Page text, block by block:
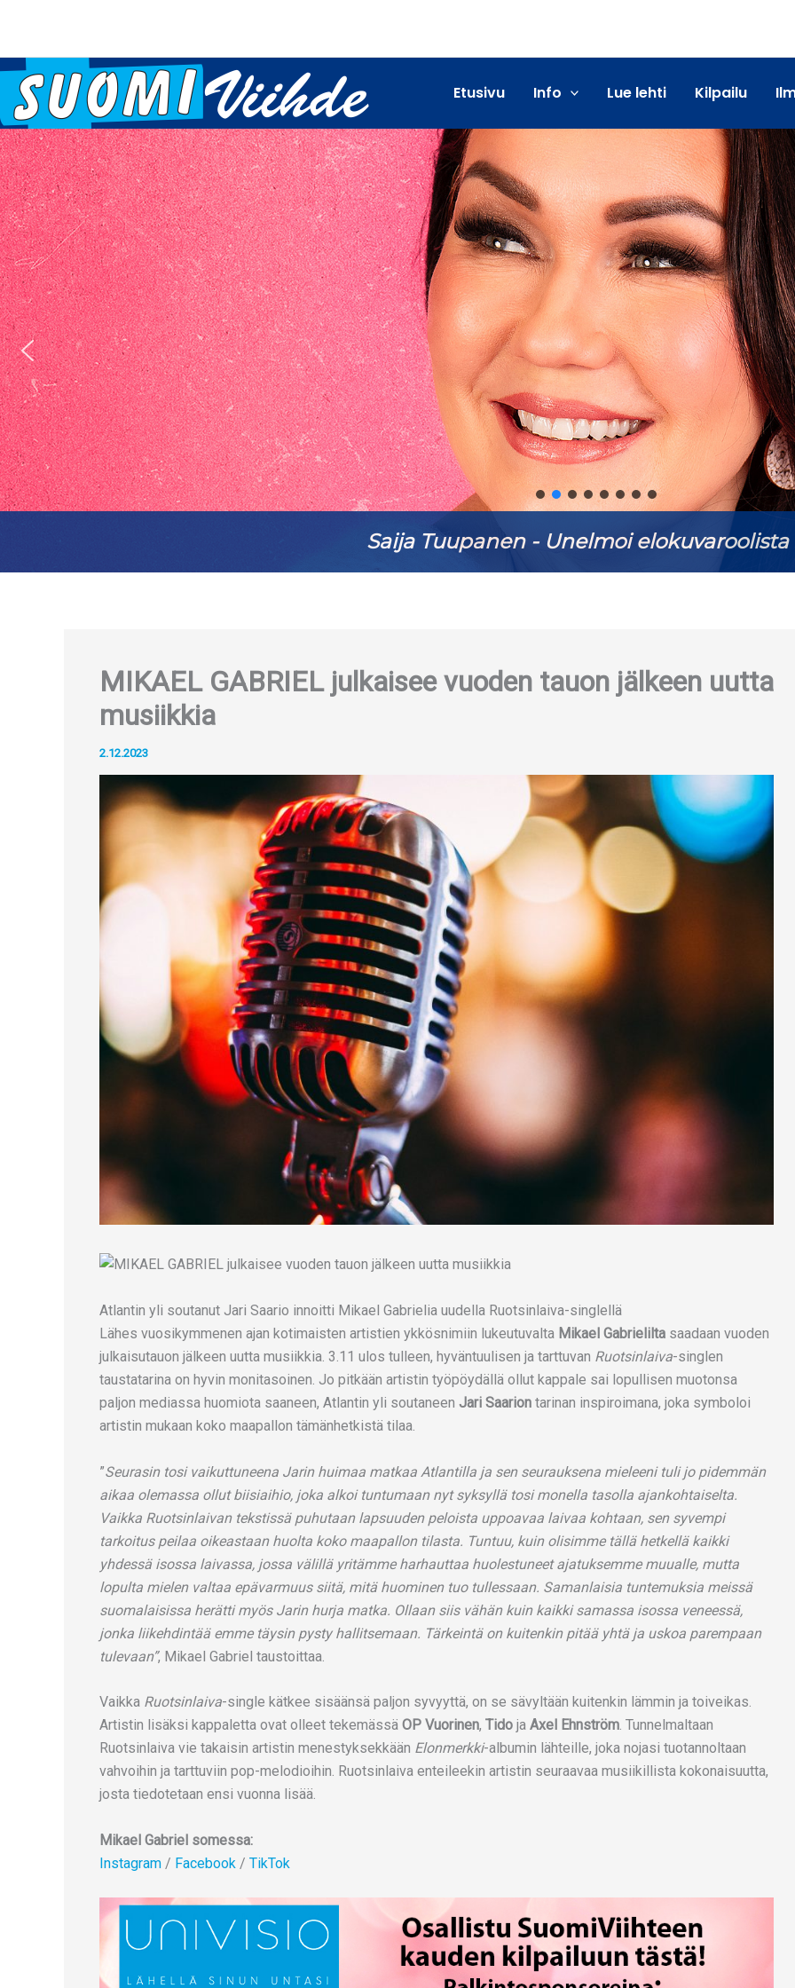
Etusivu Info Lue lehti Kilpailu
Saija Tuupanen - Unelmoi elokuvaroolista
MIKAEL GABRIEL julkaisee vuoden tauon jälkeen uutta
musiikkia
2.12.2023
Atlantin yli soutanut Jari Saario innoitti Mikael Gabrielia uudella Ruotsinlaiva-singlellä
Lähes vuosikymmenen ajan kotimaisten artistien ykkösnimiin lukeutuvalta Mikael Gabrielilta saadaan vuoden
julkaisutauon jälkeen uutta musiikkia. 3.11 ulos tulleen, hyväntuulisen ja tarttuvan Ruotsinlaiva-singlen
taustatarina on hyvin monitasoinen. Jo pitkään artistin työpöydällä ollut kappale sai lopullisen muotonsa
paljon mediassa huomiota saaneen, Atlantin yli soutaneen Jari Saarion tarinan inspiroimana, joka symboloi
artistin mukaan koko maapallon tämänhetkistä tilaa.
”Seurasin tosi vaikuttuneena Jarin huimaa matkaa Atlantilla ja sen seurauksena mieleeni tuli jo pidemmän
aikaa olemassa ollut biisiaihio, joka alkoi tuntumaan nyt syksyllä tosi monella tasolla ajankohtaiselta.
Vaikka Ruotsinlaivan tekstissä puhutaan lapsuuden peloista uppoavaa laivaa kohtaan, sen syvempi
tarkoitus peilaa oikeastaan huolta koko maapallon tilasta. Tuntuu, kuin olisimme tällä hetkellä kaikki
yhdessä isossa laivassa, jossa välillä yritämme harhauttaa huolestuneet ajatuksemme muualle, mutta
lopulta mielen valtaa epävarmuus siitä, mitä huominen tuo tullessaan. Samanlaisia tuntemuksia meissä
suomalaisissa herätti myös Jarin hurja matka. Ollaan siis vähän kuin kaikki samassa isossa veneessä,
jonka liikehdintää emme täysin pysty hallitsemaan. Tärkeintä on kuitenkin pitää yhtä ja uskoa parempaan
tulevaan”, Mikael Gabriel taustoittaa.
Vaikka Ruotsinlaiva-single kätkee sisäänsä paljon syvyyttä, on se sävyltään kuitenkin lämmin ja toiveikas.
Artistin lisäksi kappaletta ovat olleet tekemässä OP Vuorinen, Tido ja Axel Ehnström. Tunnelmaltaan
Ruotsinlaiva vie takaisin artistin menestyksekkään Elonmerkki-albumin lähteille, joka nojasi tuotannoltaan
vahvoihin ja tarttuviin pop-melodioihin. Ruotsinlaiva enteileekin artistin seuraavaa musiikillista kokonaisuutta,
josta tiedotetaan ensi vuonna lisää.
Mikael Gabriel somessa:
Instagram / Facebook / TikTok